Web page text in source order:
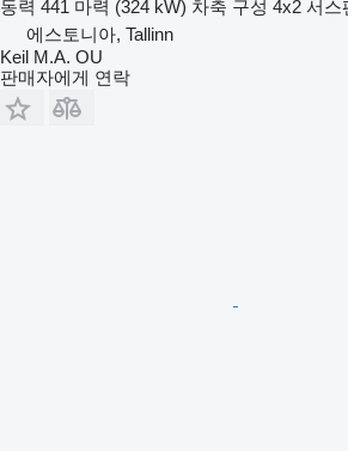
동력 441 마력 (324 kW) 차축 구성 4x2 서스
에스토니아, Tallinn
Keil M.A. OU
판매자에게 연락